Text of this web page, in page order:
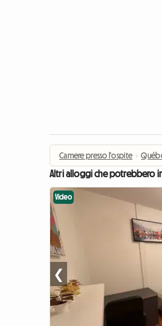
Camere presso l'ospite ›
Altri alloggi che potrebbero
Video
❮